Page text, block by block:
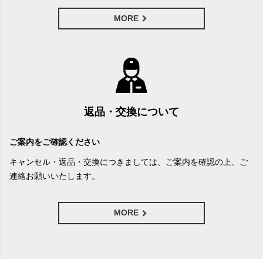
MORE
返品・交換について
ご案内をご確認ください
キャンセル・返品・交換につきましては、ご案内を確認の上、ご
連絡お願いいたします。
MORE